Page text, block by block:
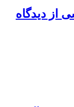
از دیدگاه